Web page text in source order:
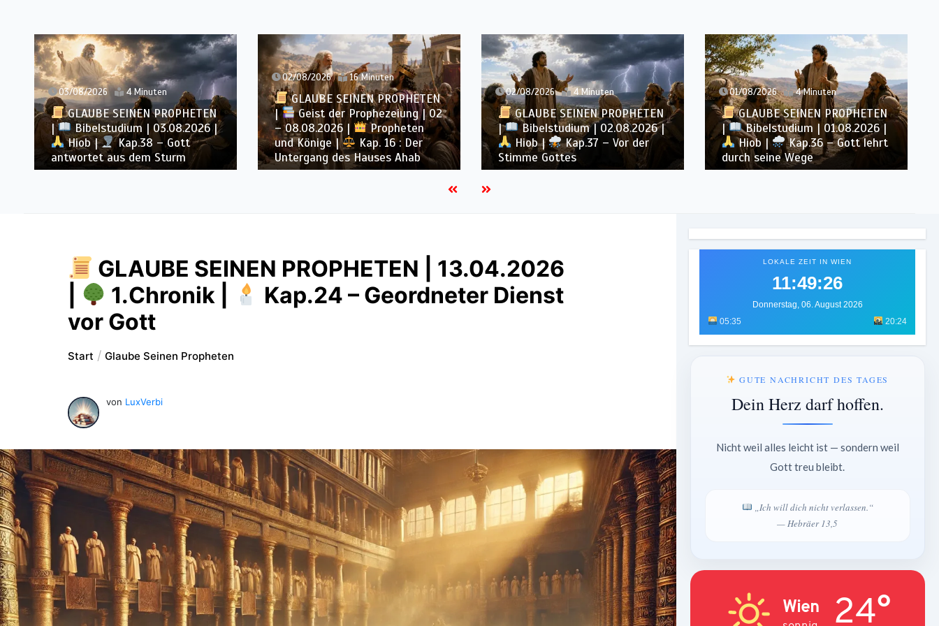
03/08/2026 4 Minuten
GLAUBE SEINEN PROPHETEN
|
Bibelstudium | 03.08.2026 |
Hiob |
Kap.38 – Gott
antwortet aus dem Sturm
02/08/2026 16 Minuten
GLAUBE SEINEN PROPHETEN
|
Geist der Prophezeiung | 02
– 08.08.2026 |
Propheten
und Könige |
Kap. 16 : Der
Untergang des Hauses Ahab
02/08/2026 4 Minuten
GLAUBE SEINEN PROPHETEN
|
Bibelstudium | 02.08.2026 |
Hiob |
Kap.37 – Vor der
Stimme Gottes
01/08/2026 4 Minuten
GLAUBE SEINEN PROPHETEN
|
Bibelstudium | 01.08.2026 |
Hiob |
Kap.36 – Gott lehrt
durch seine Wege
GLAUBE SEINEN PROPHETEN | 13.04.2026
1.Chronik |
Kap.24 – Geordneter Dienst
vor Gott
Start Glaube Seinen Propheten
von LuxVerbi
LOKALE ZEIT IN WIEN
11:49:28
Donnerstag, 06. August 2026
05:35
20:24
GUTE NACHRICHT DES TAGES
Dein Herz darf hoffen.
Nicht weil alles leicht ist — sondern weil
Gott treu bleibt.
„Ich will dich nicht verlassen.“
— Hebräer 13,5
Wien 24°